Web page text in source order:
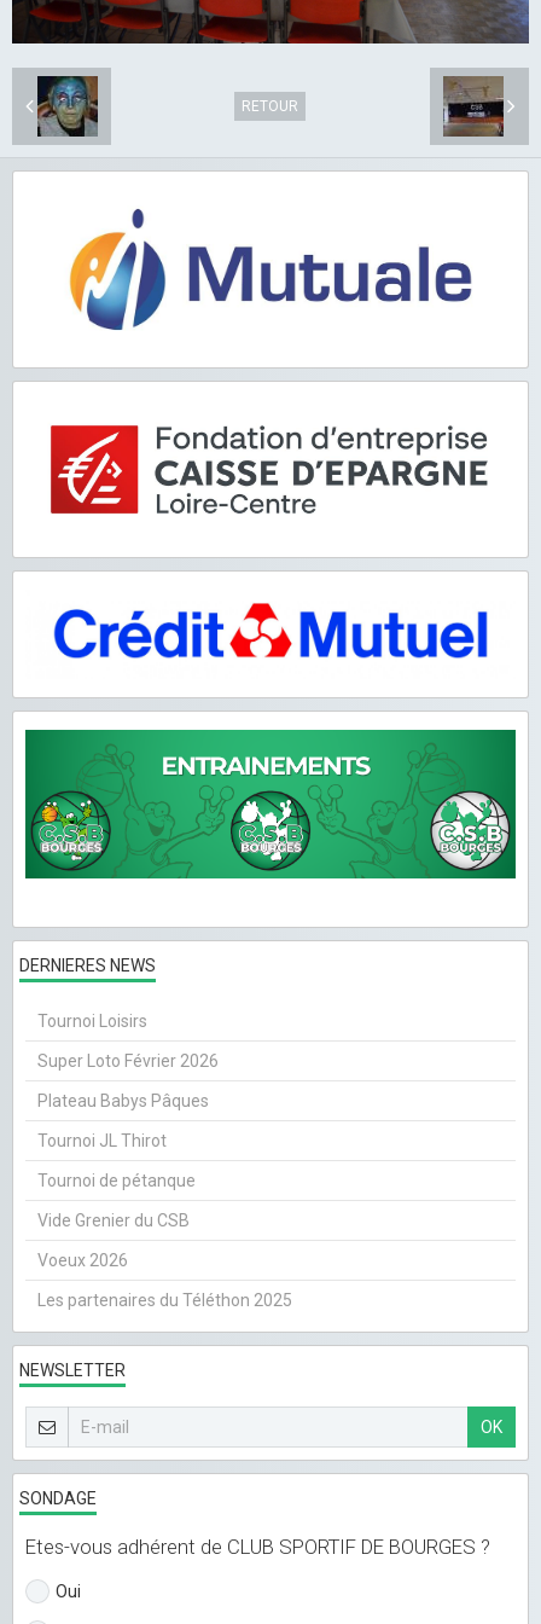
RETOUR
DERNIERES NEWS
Tournoi Loisirs
Super Loto Février 2026
Plateau Babys Pâques
Tournoi JL Thirot
Tournoi de pétanque
Vide Grenier du CSB
Voeux 2026
Les partenaires du Téléthon 2025
NEWSLETTER
OK
SONDAGE
Etes-vous adhérent de CLUB SPORTIF DE BOURGES ?
Oui